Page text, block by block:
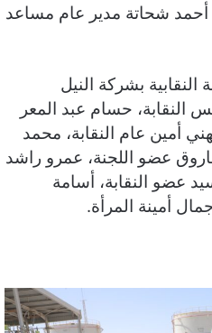
شحاتة مدير عام مساعد
بشركة النيل
النقابة، حسام عبد المعر
أمين عام النقابة، محمد
عضو اللجنة، عمرو راشد
عضو النقابة، أسامة
أمينة المرأة.